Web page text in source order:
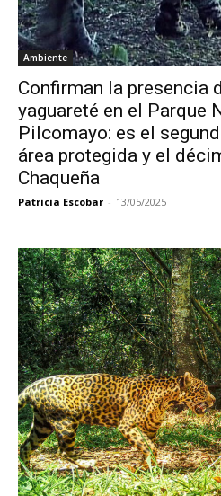
Ambiente
Confirman la presencia
yaguareté en el Parque
Pilcomayo: es el
área protegida y el
Chaqueña
Patricia Escobar - 13/05/2025